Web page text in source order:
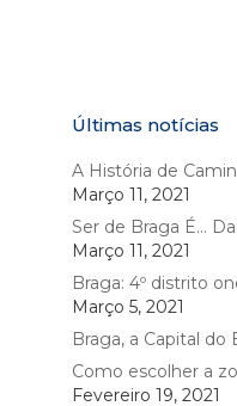
Últimas notícias
A História de
Março 11, 2021
Ser de Braga É…
Março 11, 2021
Braga: 4º distrito
Março 5, 2021
Braga, a Capital do
Como escolher a
Fevereiro 19, 2021